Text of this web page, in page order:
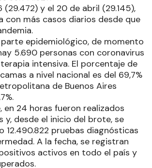
(29.472) y el 20 de abril (29.145),
con más casos diarios desde que
epidemiológico, de momento
5.690 personas con coronavirus
intensiva. El porcentaje de
a nivel nacional es del 69,7%
de Buenos Aires
en 24 horas fueron realizados
y, desde el inicio del brote, se
12.490.822 pruebas diagnósticas
A la fecha, se registran
positivos activos en todo el país y